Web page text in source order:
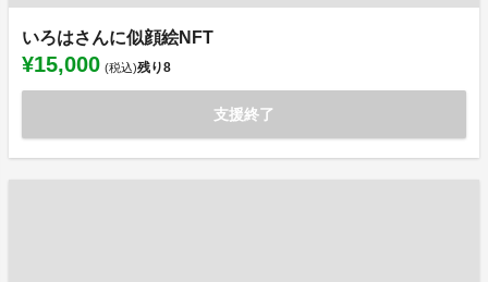
いろはさんに似顔絵NFT
¥15,000 (税込)残り8
支援終了